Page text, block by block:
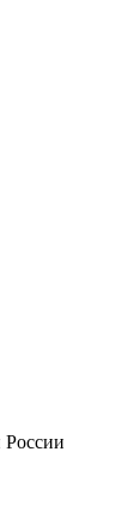
России